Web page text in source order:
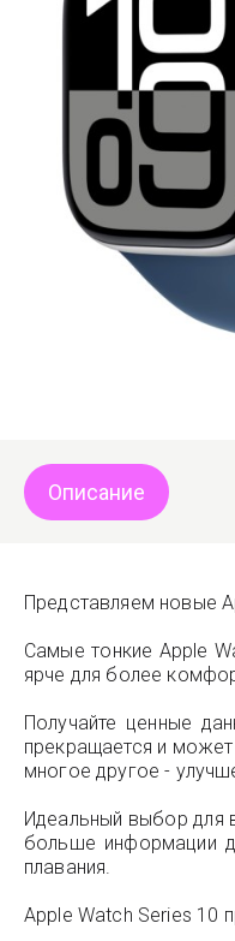
Доставка
Самовывоз
Trade-In
Описание
Представляем новые
Самые тонкие Apple
ярче для более
Получайте ценные
прекращается и
многое другое -
Идеальный выбор для
больше информации
плавания.
Apple Watch Series 10